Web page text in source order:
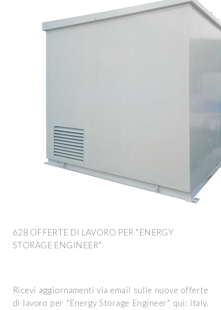
628 OFFERTE DI LAVORO PER "ENERGY
STORAGE ENGINEER"
Ricevi aggiornamenti via email sulle nuove offerte
di lavoro per "Energy Storage Engineer" qui: Italy.